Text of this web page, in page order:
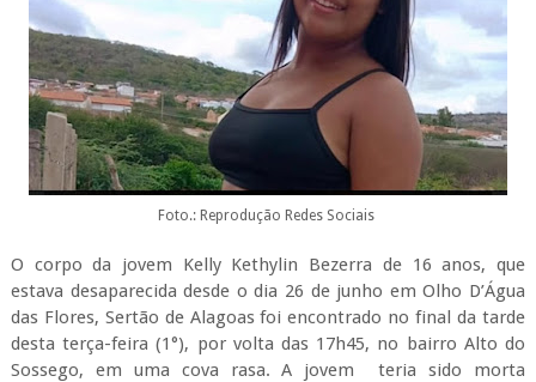
Foto.: Reprodução Redes Sociais
O corpo da jovem Kelly Kethylin Bezerra de 16 anos, que
estava desaparecida desde o dia 26 de junho em Olho D’Água
das Flores, Sertão de Alagoas foi encontrado no final da tarde
desta terça-feira (1°), por volta das 17h45, no bairro Alto do
Sossego, em uma cova rasa. A jovem teria sido morta